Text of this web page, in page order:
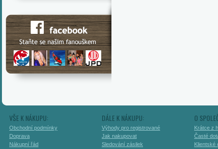
VŠE K NÁKUPU:
Obchodní podmínky
Doprava
Nákupní řád
DÁLE K NÁKUPU:
Výhody pro registrované
Jak nakupovat
Sledování zásilek
O
Krátce z
Časté
Klientské